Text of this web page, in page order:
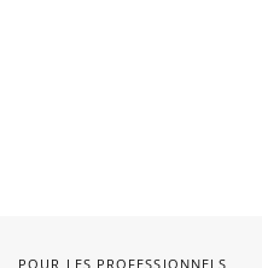
POUR LES PROFESSIONNELS